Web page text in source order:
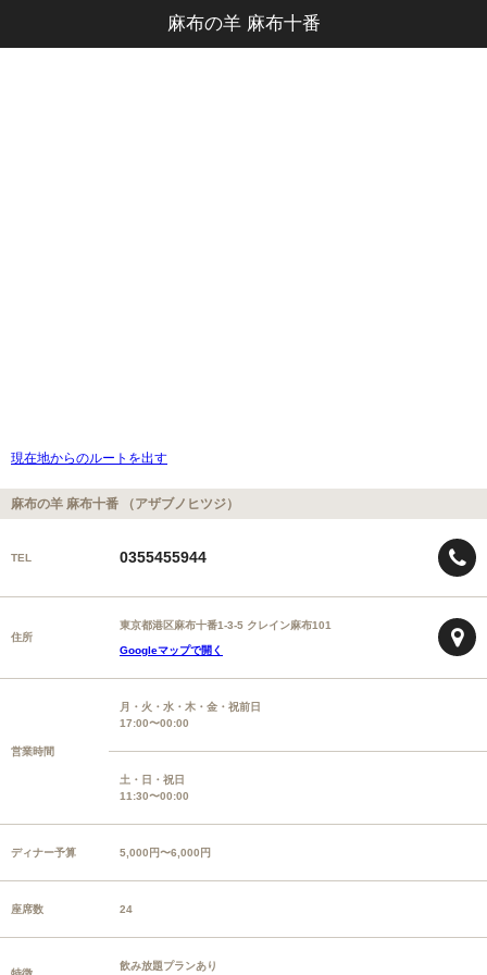
麻布の羊 麻布十番
現在地からのルートを出す
麻布の羊 麻布十番 （アザブノヒツジ）
TEL 0355455944
住所
東京都港区麻布十番1-3-5 クレイン麻布101
Googleマップで開く
営業時間
月・火・水・木・金・祝前日
17:00〜00:00
土・日・祝日
11:30〜00:00
ディナー予算 5,000円〜6,000円
座席数 24
飲み放題プランあり